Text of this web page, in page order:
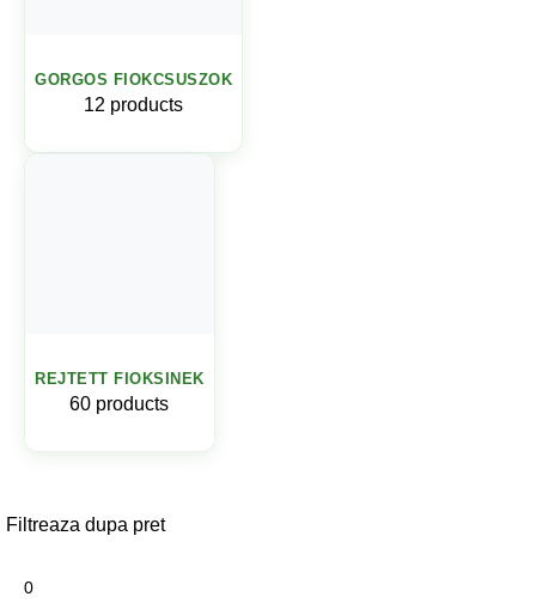
GORGOS FIOKCSUSZOK
12 products
REJTETT FIOKSINEK
60 products
Filtreaza dupa pret